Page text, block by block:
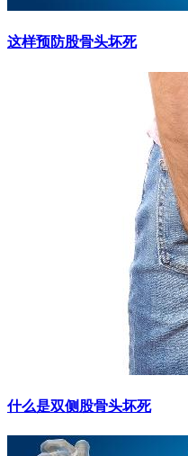
这样预防股骨头坏死
什么是双侧股骨头坏死